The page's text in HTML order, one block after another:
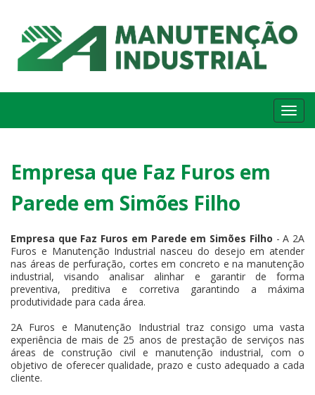
Empresa que Faz Furos em
Parede em Simões Filho
Empresa que Faz Furos em Parede em Simões Filho - A 2A
Furos e Manutenção Industrial nasceu do desejo em atender
nas áreas de perfuração, cortes em concreto e na manutenção
industrial, visando analisar alinhar e garantir de forma
preventiva, preditiva e corretiva garantindo a máxima
produtividade para cada área.
2A Furos e Manutenção Industrial traz consigo uma vasta
experiência de mais de 25 anos de prestação de serviços nas
áreas de construção civil e manutenção industrial, com o
objetivo de oferecer qualidade, prazo e custo adequado a cada
cliente.